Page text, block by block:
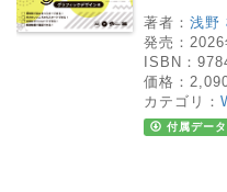
著者： 浅野
発売： 2026
ISBN：
価格：
カテゴリ：
付属データ